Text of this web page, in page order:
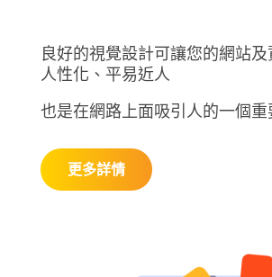
良好的視覺設計可讓您的網站
人性化、平易近人
也是在網路上面吸引人的一個重
更多詳情